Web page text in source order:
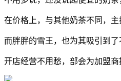
在价格上，与其他奶茶不同，主
而胖胖的雪王，也为其吸引到
开店经营不用愁，部会为加盟